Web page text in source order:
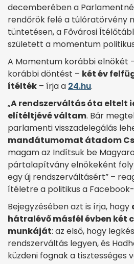
decemberében a
rendőrök felé a túlóratörvény
tüntetésen, a Fővárosi
született a momentum
A Momentum korábbi elnökét
korábbi döntést – két év
ítélték – írja a 24.hu.
„A rendszerváltás óta eltelt
elítéltjévé váltam. Bár
parlamenti visszadelegálás
mandátumomat átadom
magam az Indítsuk be
pártalapítvány elnökeként
egy új rendszerváltásért” –
ítéletre a politikus a
Bejegyzésében azt is írja, hogy
hátralévő másfél évben két
munkáját: az első, hogy
rendszerváltás legyen, és
küzdeni fognak a tisztességes